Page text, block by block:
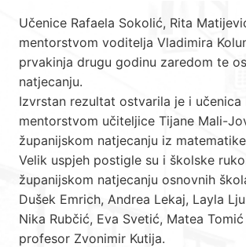
Učenice Rafaela Sokolić, Rita
mentorstvom voditelja Vladimira
prvakinja drugu godinu zaredom te
natjecanju.
Izvrstan rezultat ostvarila je i
mentorstvom učiteljice Tijane Mali-
županijskom natjecanju iz
Velik uspjeh postigle su i školske
županijskom natjecanju osnovnih
Dušek Emrich, Andrea Lekaj, Layla
Nika Rubčić, Eva Svetić, Matea
profesor Zvonimir Kutija.